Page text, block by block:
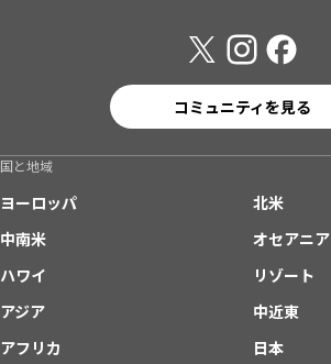
コミュニティを見る
国と地域
ヨーロッパ
北米
中南米
オセアニア
ハワイ
リゾート
アジア
中近東
アフリカ
日本